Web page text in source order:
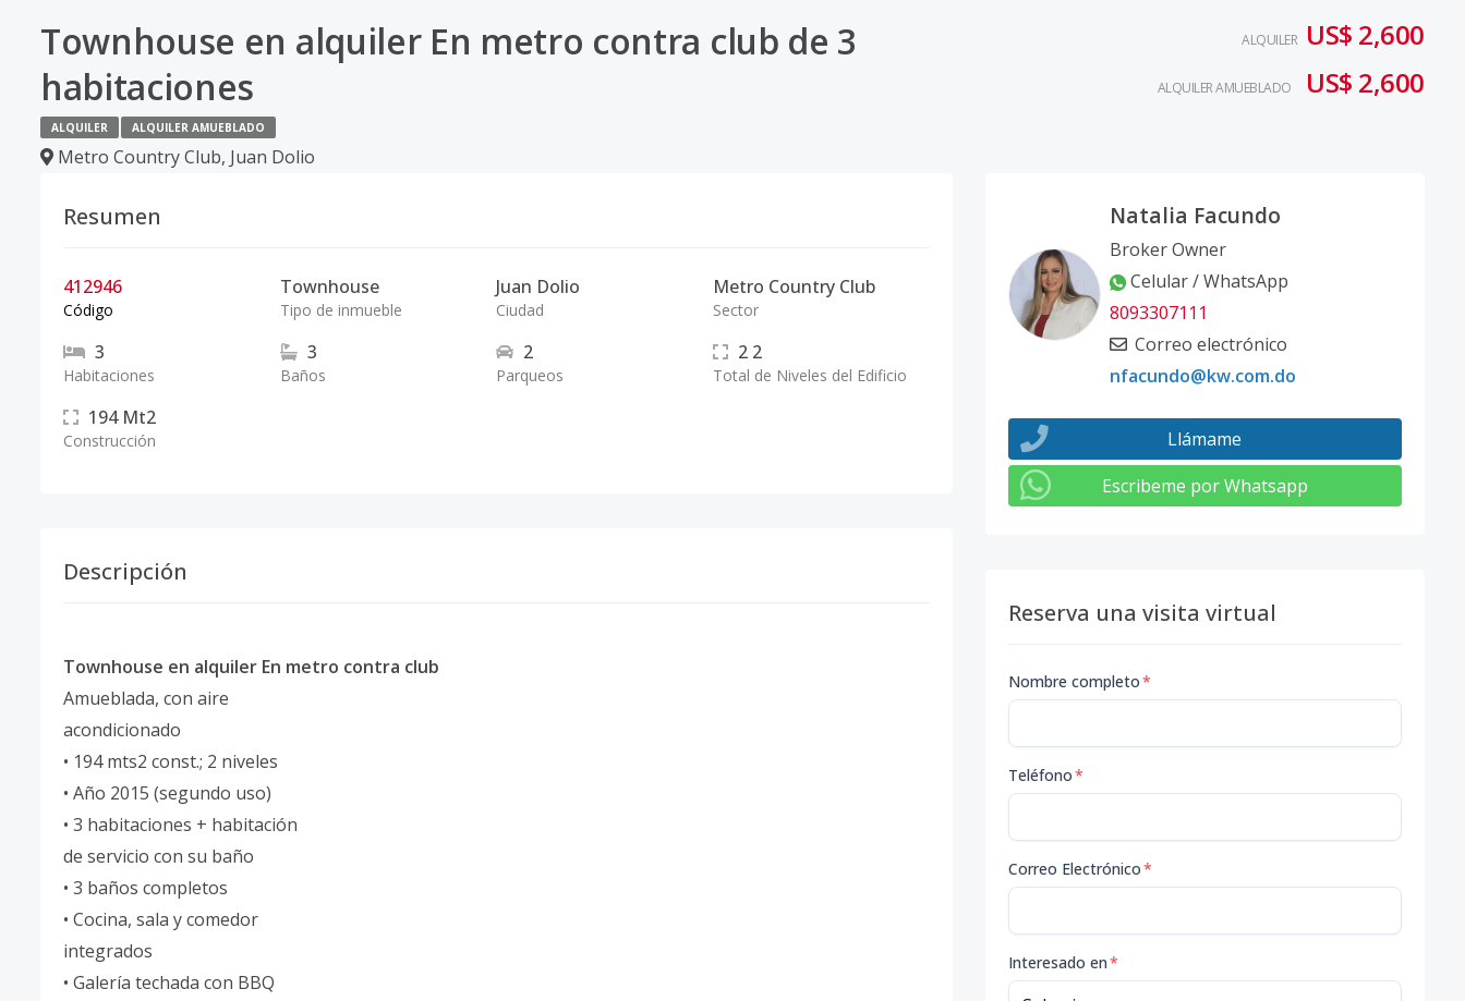
Townhouse en alquiler En metro contra club de 3
habitaciones
ALQUILER ALQUILER AMUEBLADO
Metro Country Club, Juan Dolio
ALQUILER US$ 2,600
ALQUILER AMUEBLADO US$ 2,600
Resumen
412946
Código
Townhouse
Tipo de inmueble
Juan Dolio
Ciudad
Metro Country Club
Sector
3
Habitaciones
3
Baños
2
Parqueos
2 2
Total de Niveles del Edificio
194 Mt2
Construcción
Descripción
Townhouse en alquiler En metro contra club
Amueblada, con aire
acondicionado
• 194 mts2 const.; 2 niveles
• Año 2015 (segundo uso)
• 3 habitaciones + habitación
de servicio con su baño
• 3 baños completos
• Cocina, sala y comedor
integrados
• Galería techada con BBQ
Natalia Facundo
Broker Owner
Celular / WhatsApp
8093307111
Correo electrónico
nfacundo@kw.com.do
Llámame
Escribeme por Whatsapp
Reserva una visita virtual
Nombre completo*
Teléfono*
Correo Electrónico*
Interesado en*